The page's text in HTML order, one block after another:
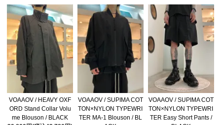
VOAAOV / HEAVY OXF
ORD Stand Collar Volu
me Blouson / BLACK
VOAAOV / SUPIMA COT
TON×NYLON TYPEWRI
TER MA-1 Blouson / BL
VOAAOV / SUPIMA COT
TON×NYLON TYPEWRI
TER Easy Short Pants /